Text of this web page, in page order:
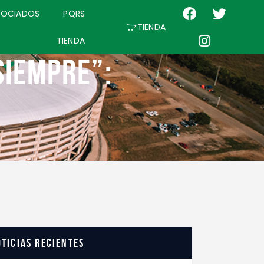
PQRS
TIENDA
TIENDA
recientes